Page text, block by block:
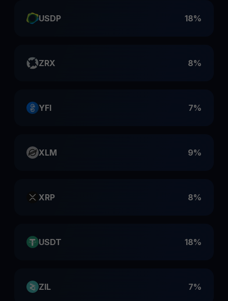
USDP 18%
ZRX 8%
YFI 7%
XLM 9%
XRP 8%
USDT 18%
ZIL 7%